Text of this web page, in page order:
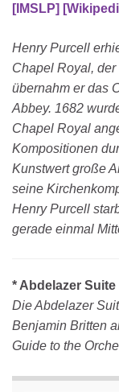
[IMSLP]
Henry Purcell
Chapel Royal,
übernahm er das
Abbey. 1682
Chapel Royal
Kompositionen
Kunstwert große
seine
Henry Purcell
gerade einmal
* Abdelazer Suite
Die Abdelazer
Benjamin Britten
Guide to the